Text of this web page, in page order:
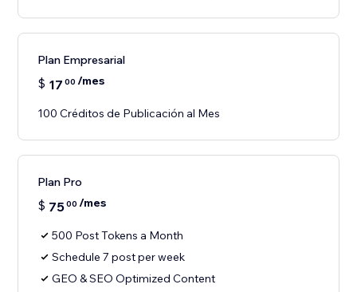
Plan Empresarial
$ 17 00 /mes
100 Créditos de Publicación al Mes
Plan Pro
$ 7500 /mes
500 Post Tokens a Month
Schedule 7 post per week
GEO & SEO Optimized Content